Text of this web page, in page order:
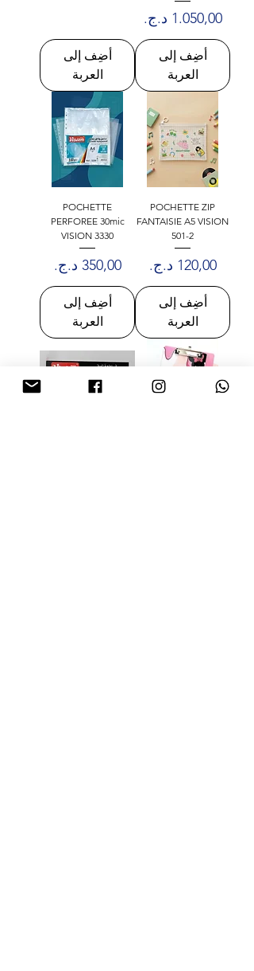
السعر‏1.050,00 د.ج.‏
أضِف إلى
العربة
أضِف إلى
العربة
POCHETTE ZIP
FANTAISIE A5 VISION
501-2
السعر‏120,00 د.ج.‏
أضِف إلى
العربة
POCHETTE
PERFOREE 30mic
VISION 3330
السعر‏350,00 د.ج.‏
أضِف إلى
العربة